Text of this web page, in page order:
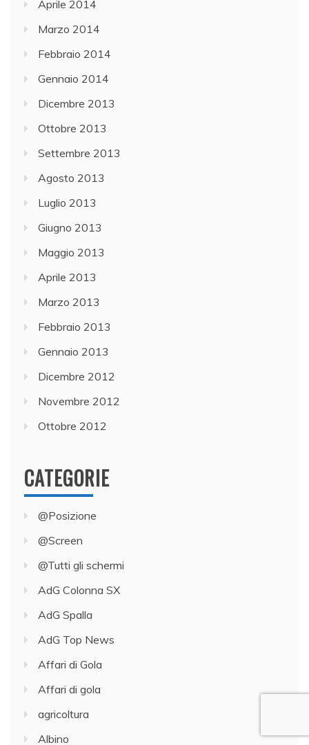
Aprile 2014
Marzo 2014
Febbraio 2014
Gennaio 2014
Dicembre 2013
Ottobre 2013
Settembre 2013
Agosto 2013
Luglio 2013
Giugno 2013
Maggio 2013
Aprile 2013
Marzo 2013
Febbraio 2013
Gennaio 2013
Dicembre 2012
Novembre 2012
Ottobre 2012
CATEGORIE
@Posizione
@Screen
@Tutti gli schermi
AdG Colonna SX
AdG Spalla
AdG Top News
Affari di Gola
Affari di gola
agricoltura
Albino